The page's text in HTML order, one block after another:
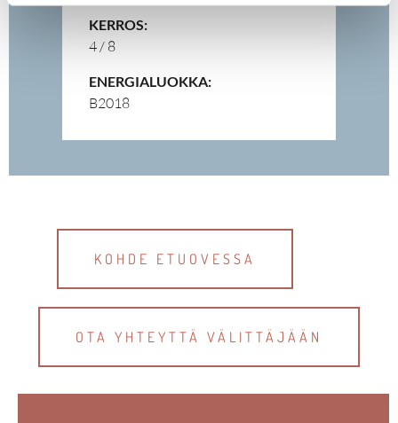
KERROS:
4 / 8
ENERGIALUOKKA:
B2018
KOHDE ETUOVESSA
OTA YHTEYTTÄ VÄLITTÄJÄÄN